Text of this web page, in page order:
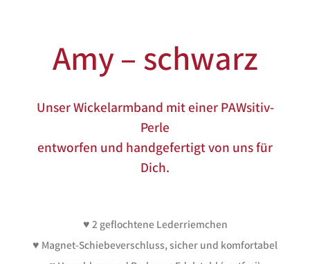
Amy – schwarz
Unser Wickelarmband mit einer PAWsitiv-
Perle
entworfen und handgefertigt von uns für
Dich.
♥ 2 geflochtene Lederriemchen
♥ Magnet-Schiebeverschluss, sicher und komfortabel